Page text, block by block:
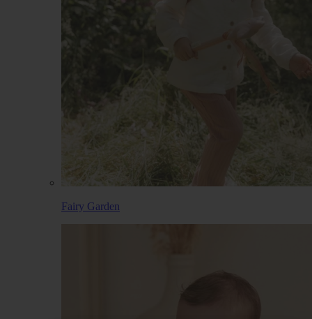
Fairy Garden